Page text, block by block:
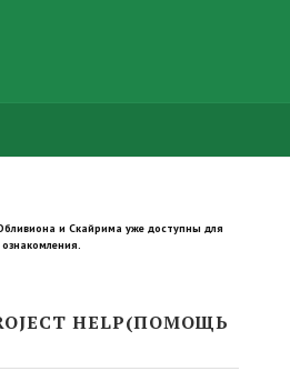
и Скайрима уже доступны для
ознакомления.
HELP(ПОМОЩЬ